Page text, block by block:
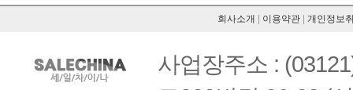
회사소개 이용약관 개인정보
사업장주소 :